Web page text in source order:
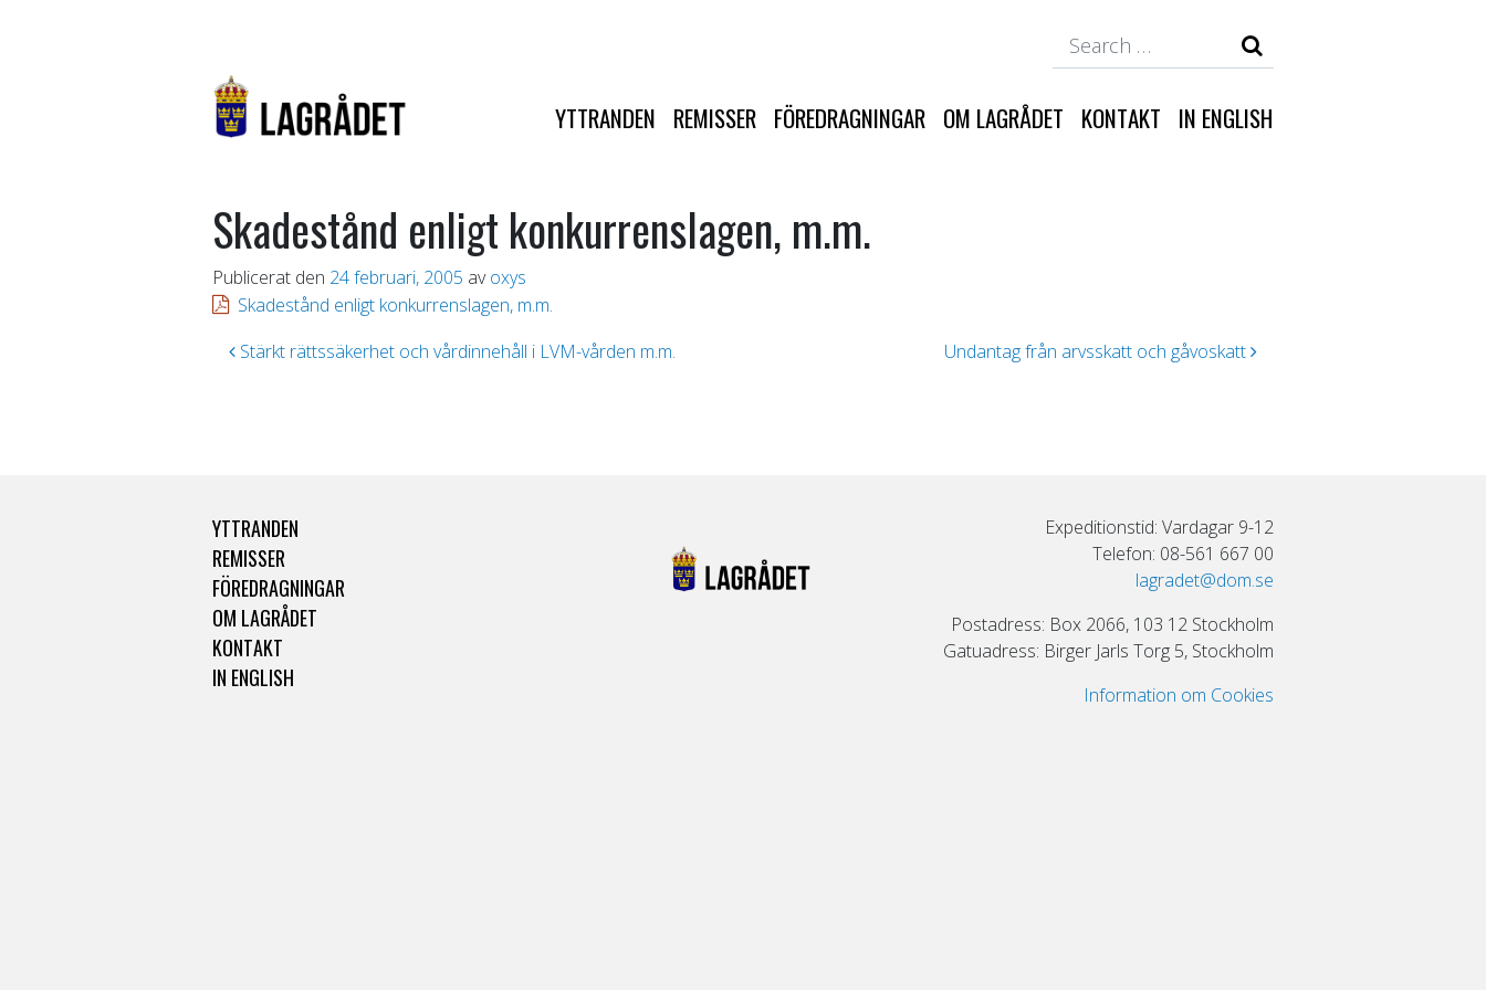
YTTRANDEN REMISSER FÖREDRAGNINGAR OM LAGRÅDET KONTAKT IN ENGLISH
Skadestånd enligt konkurrenslagen, m.m.
Publicerat den 24 februari, 2005 av oxys
Skadestånd enligt konkurrenslagen, m.m.
Inläggsnavigering
Stärkt rättssäkerhet och vårdinnehåll i LVM-vården m.m. Undantag från arvsskatt och gåvoskatt
YTTRANDEN
REMISSER
FÖREDRAGNINGAR
OM LAGRÅDET
KONTAKT
IN ENGLISH
Expeditionstid: Vardagar 9-12
Telefon: 08-561 667 00
lagradet@dom.se
Postadress: Box 2066, 103 12 Stockholm
Gatuadress: Birger Jarls Torg 5, Stockholm
Information om Cookies